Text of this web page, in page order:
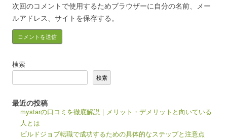
次回のコメントで使用するためブラウザーに自分の名前、メー
ルアドレス、サイトを保存する。
検索
検索
最近の投稿
mystarの口コミを徹底解説｜メリット・デメリットと向いている
人とは
ビルドジョブ転職で成功するための具体的なステップと注意点